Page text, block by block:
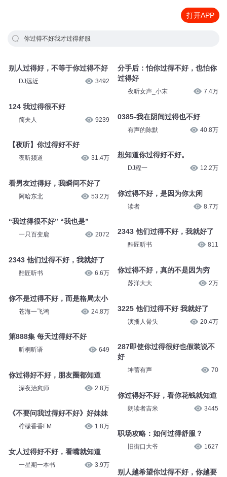
打开APP
你过得不好我才过得舒服
别人过得好，不等于你过得不好
DJ远近 3492
124 我过得很不好
简夫人 9239
【夜听】你过得好不好
夜听频道 31.4万
看男友过得好，我瞬间不好了
阿哈东北 53.2万
“我过得很不好” “我也是”
一只百变鹿 2072
2343 他们过得不好，我就好了
酷匠听书 6.6万
你不是过得不好，而是格局太小
苍海一飞鸿 24.8万
第888集 每天过得好不好
昕桐昕语 649
你过得好不好，朋友圈都知道
深夜治愈师 2.8万
《不要问我过得好不好》好妹妹
柠檬香香FM 1.8万
女人过得好不好，看嘴就知道
一星期一本书 3.9万
分手后：怕你过得不好，也怕你
过得好
夜听女声_小末 7.4万
0385-我在阴间过得也不好
有声的陈默 40.8万
想知道你过得好不好。
DJ程一 12.2万
你过得不好，是因为你太闲
读者 8.7万
2343 他们过得不好，我就好了
酷匠听书 811
你过得不好，真的不是因为穷
苏洋大大 2万
3225 他们过得不好 我就好了
演播人骨头 20.4万
287即使你过得很好也假装说不
好
坤蕾有声 70
你过得好不好，看你花钱就知道
朗读者吉米 3445
职场攻略：如何过得舒服？
旧街口大爷 1627
别人越希望你过得不好，你越要